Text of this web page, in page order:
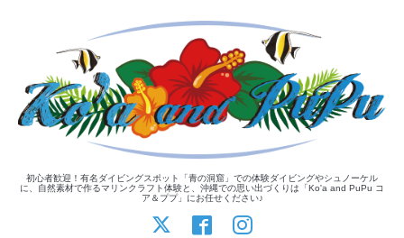
初心者歓迎！有名ダイビングスポット「青の洞窟」での体験ダイビングやシュノーケル
に、自然素材で作るマリンクラフト体験と、沖縄での思い出づくりは「Ko'a and PuPu コ
ア＆ププ」にお任せください♪